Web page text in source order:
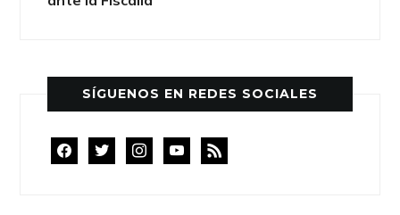
SÍGUENOS EN REDES SOCIALES
facebooktwitterinstagramyoutube
rss